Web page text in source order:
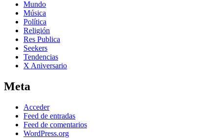
Mundo
Música
Política
Religión
Res Publica
Seekers
Tendencias
X Aniversario
Meta
Acceder
Feed de entradas
Feed de comentarios
WordPress.org